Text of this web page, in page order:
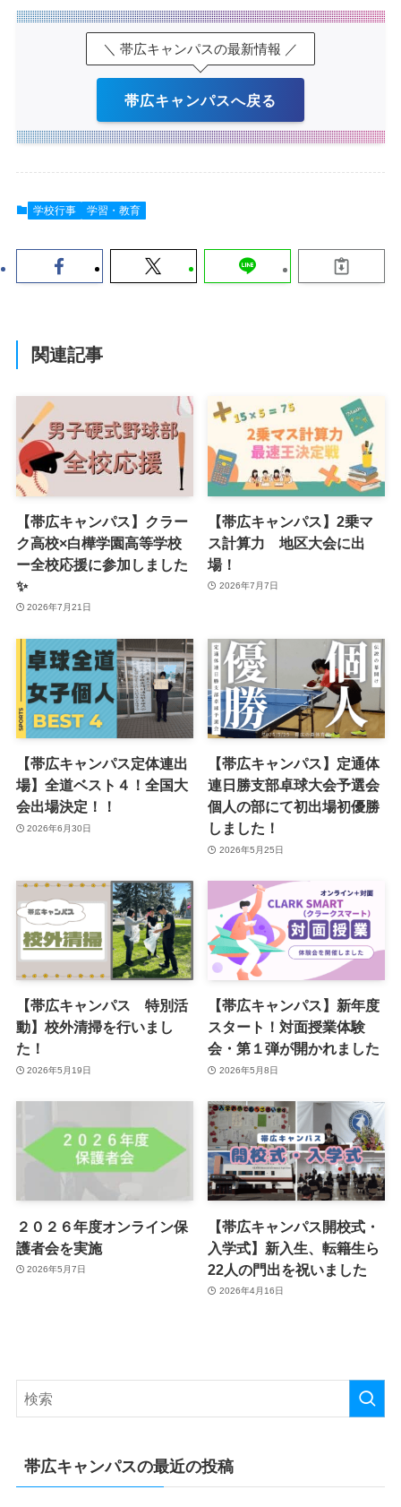
＼ 帯広キャンパスの最新情報 ／
帯広キャンパスへ戻る
学校行事 学習・教育
関連記事
【帯広キャンパス】クラー
ク高校×白樺学園高等学校
ー全校応援に参加しました
✨
2026年7月21日
【帯広キャンパス】2乗マ
ス計算力 地区大会に出
場！
2026年7月7日
【帯広キャンパス定体連出
場】全道ベスト４！全国大
会出場決定！！
2026年6月30日
【帯広キャンパス】定通体
連日勝支部卓球大会予選会
個人の部にて初出場初優勝
しました！
2026年5月25日
【帯広キャンパス 特別活
動】校外清掃を行いまし
た！
2026年5月19日
【帯広キャンパス】新年度
スタート！対面授業体験
会・第１弾が開かれました
2026年5月8日
２０２６年度オンライン保
護者会を実施
2026年5月7日
【帯広キャンパス開校式・
入学式】新入生、転籍生ら
22人の門出を祝いました
2026年4月16日
帯広キャンパスの最近の投稿